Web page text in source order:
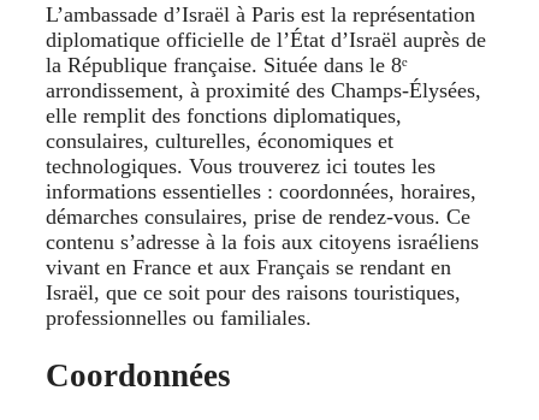
L’ambassade d’Israël à Paris est la représentation
diplomatique officielle de l’État d’Israël auprès de
la République française. Située dans le 8ᵉ
arrondissement, à proximité des Champs-Élysées,
elle remplit des fonctions diplomatiques,
consulaires, culturelles, économiques et
technologiques. Vous trouverez ici toutes les
informations essentielles : coordonnées, horaires,
démarches consulaires, prise de rendez-vous. Ce
contenu s’adresse à la fois aux citoyens israéliens
vivant en France et aux Français se rendant en
Israël, que ce soit pour des raisons touristiques,
professionnelles ou familiales.
Coordonnées